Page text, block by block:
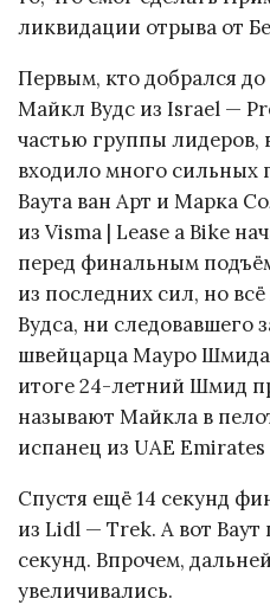
ликвидации отрыва от
Первым, кто добрался
Майкл Вудс из Israel —
частью группы лидеров,
входило много сильных
Ваута ван Арт и Марка
из Visma | Lease a Bike
перед финальным
из последних сил, но
Вудса, ни следовавшего
швейцарца Мауро Шмида
итоге 24-летний Шмид
называют Майкла в
испанец из UAE
Спустя ещё 14 секунд
из Lidl — Trek. А вот
секунд. Впрочем,
увеличивались.